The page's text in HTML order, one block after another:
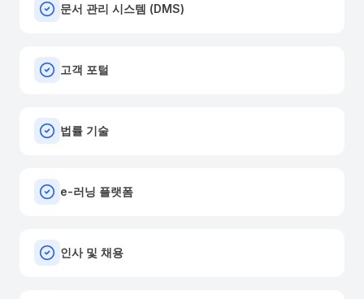
문서 관리 시스템 (DMS)
고객 포털
법률 기술
e-러닝 플랫폼
인사 및 채용